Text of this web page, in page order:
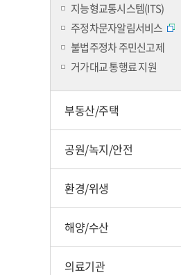
지능형교통시스템(ITS)
주정차문자알림서비스
불법주정차 주민신고제
거가대교 통행료 지원
부동산/주택
공원/녹지/안전
환경/위생
해양/수산
의료기관